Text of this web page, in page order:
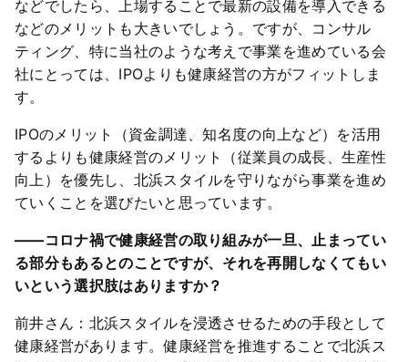
などでしたら、上場することで最新の設備を導入できる
などのメリットも大きいでしょう。ですが、コンサル
ティング、特に当社のような考えで事業を進めている会
社にとっては、IPOよりも健康経営の方がフィットしま
す。
IPOのメリット（資金調達、知名度の向上など）を活用
するよりも健康経営のメリット（従業員の成長、生産性
向上）を優先し、北浜スタイルを守りながら事業を進め
ていくことを選びたいと思っています。
――コロナ禍で健康経営の取り組みが一旦、止まってい
る部分もあるとのことですが、それを再開しなくてもい
いという選択肢はありますか？
前井さん：北浜スタイルを浸透させるための手段として
健康経営があります。健康経営を推進することで北浜ス